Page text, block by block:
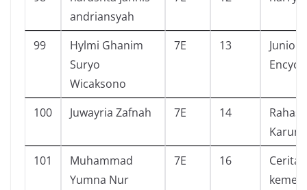
andriansyah
99
Hylmi Ghanim
Suryo
Wicaksono
7E 13
Junior
100 Juwayria Zafnah 7E 14
Karun
101
Muhammad
Yumna Nur
7E 16
Cerita